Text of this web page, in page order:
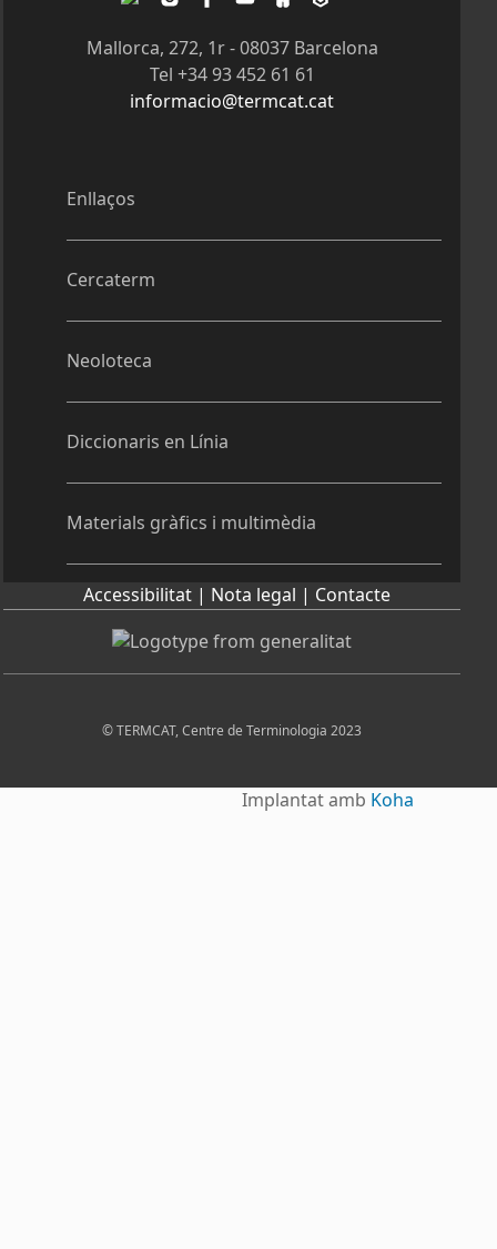
Enllaços
Cercaterm
Neoloteca
Diccionaris en Línia
Materials gràfics i multimèdia
Mallorca, 272, 1r - 08037 Barcelona
Tel +34 93 452 61 61
informacio@termcat.cat
Accessibilitat | Nota legal | Contacte
© TERMCAT, Centre de Terminologia 2023
Implantat amb Koha